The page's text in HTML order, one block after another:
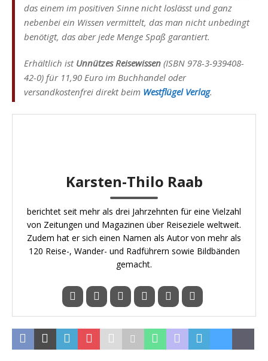
das einem im positiven Sinne nicht loslässt und ganz
nebenbei ein Wissen vermittelt, das man nicht unbedingt
benötigt, das aber jede Menge Spaß garantiert.
Erhältlich ist Unnützes Reisewissen (ISBN 978-3-939408-
42-0) für 11,90 Euro im Buchhandel oder
versandkostenfrei direkt beim Westflügel Verlag.
Karsten-Thilo Raab
berichtet seit mehr als drei Jahrzehnten für eine Vielzahl
von Zeitungen und Magazinen über Reiseziele weltweit.
Zudem hat er sich einen Namen als Autor von mehr als
120 Reise-, Wander- und Radführern sowie Bildbänden
gemacht.